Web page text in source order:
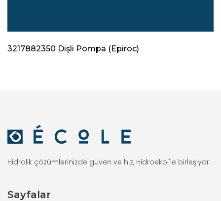
3217882350 Dişli Pompa (Epiroc)
Hidrolik çözümlerinizde güven ve hız, Hidroekol'le birleşiyor.
Sayfalar